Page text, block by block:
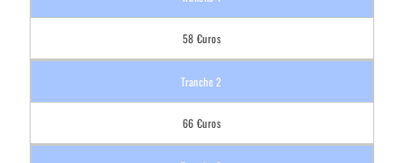
58 €uros
66 €uros